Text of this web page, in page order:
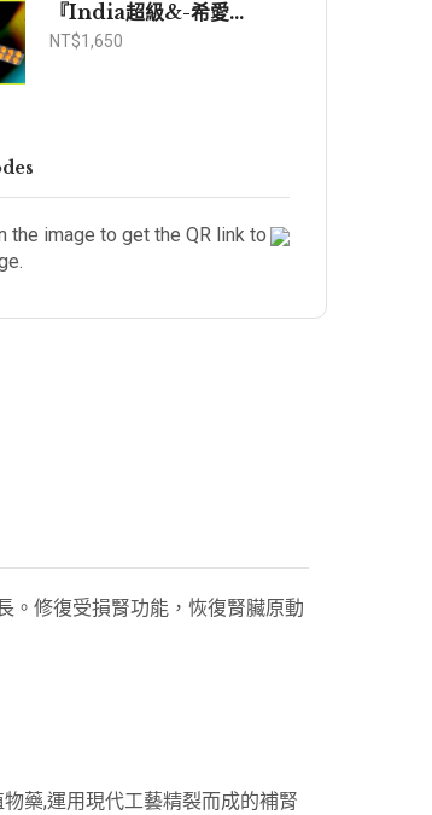
『India超級&-希愛力』|口服持久藥|正規壯陽藥|延時|速勃雙效超强|印度強效偉哥|
NT$1,650
the image to get the QR link to
。修復受損腎功能，恢復腎臟原動
藥,運用現代工藝精裂而成的補腎